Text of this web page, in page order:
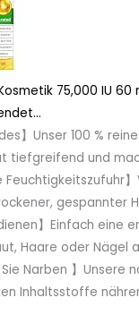
75,000 IU 60
】Unser 100 %
tiefgreifend und
Feuchtigkeitszufuhr
gespannter
】Einfach eine
Haare oder Nägel
Sie Narben 】Unsere
Inhaltsstoffe